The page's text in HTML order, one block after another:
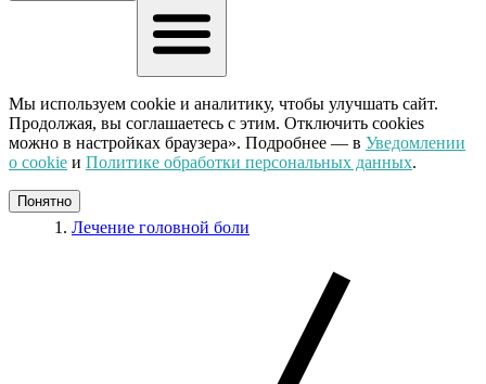
Мы используем cookie и аналитику, чтобы улучшать сайт.
Продолжая, вы соглашаетесь с этим. Отключить cookies
можно в настройках браузера». Подробнее — в Уведомлении
о cookie и Политике обработки персональных данных.
Понятно
Лечение головной боли